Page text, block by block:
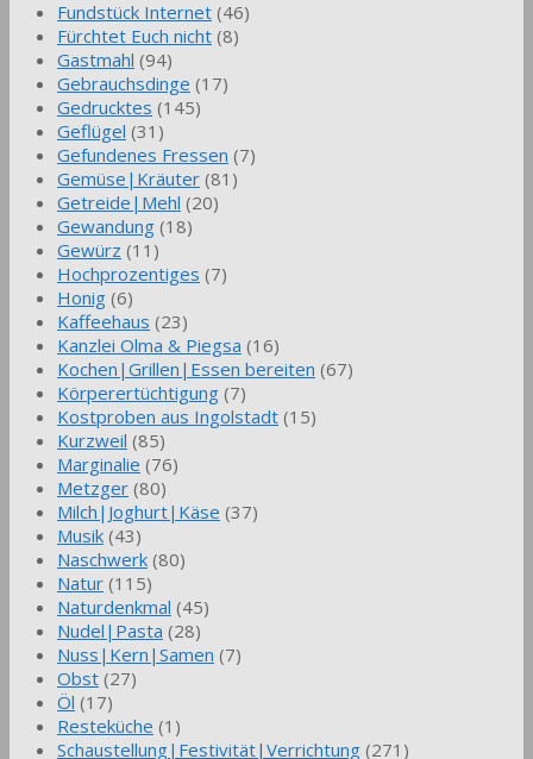
Fundstück Internet (46)
Fürchtet Euch nicht (8)
Gastmahl (94)
Gebrauchsdinge (17)
Gedrucktes (145)
Geflügel (31)
Gefundenes Fressen (7)
Gemüse|Kräuter (81)
Getreide|Mehl (20)
Gewandung (18)
Gewürz (11)
Hochprozentiges (7)
Honig (6)
Kaffeehaus (23)
Kanzlei Olma & Piegsa (16)
Kochen|Grillen|Essen bereiten (67)
Körperertüchtigung (7)
Kostproben aus Ingolstadt (15)
Kurzweil (85)
Marginalie (76)
Metzger (80)
Milch|Joghurt|Käse (37)
Musik (43)
Naschwerk (80)
Natur (115)
Naturdenkmal (45)
Nudel|Pasta (28)
Nuss|Kern|Samen (7)
Obst (27)
Öl (17)
Resteküche (1)
Schaustellung|Festivität|Verrichtung (271)